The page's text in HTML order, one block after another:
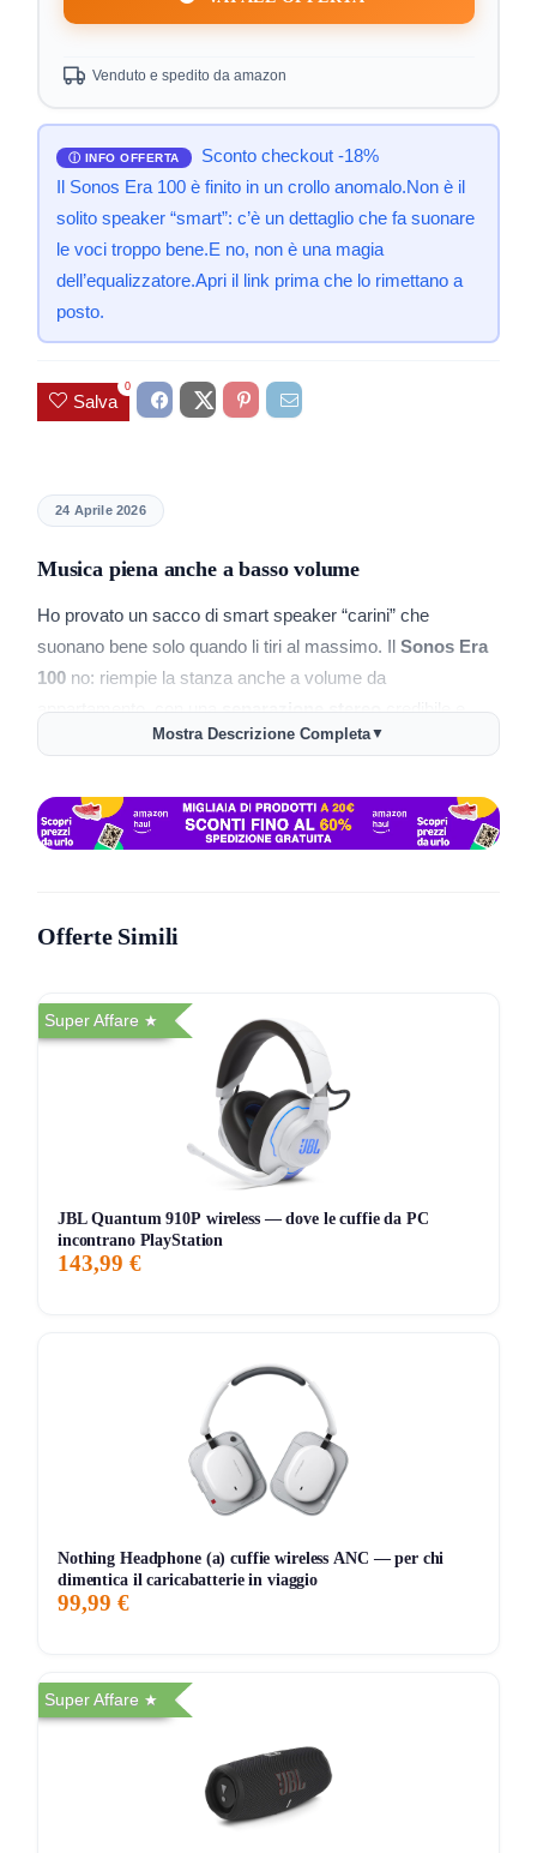
Venduto e spedito da amazon
Sconto checkout -18%
Il Sonos Era 100 è finito in un crollo anomalo.Non è il
solito speaker “smart”: c’è un dettaglio che fa suonare
le voci troppo bene.E no, non è una magia
dell’equalizzatore.Apri il link prima che lo rimettano a
posto.
Salva
0
24 Aprile 2026
Musica piena anche a basso volume
Ho provato un sacco di smart speaker “carini” che
suonano bene solo quando li tiri al massimo. Il Sonos Era
100 no: riempie la stanza anche a volume da
appartamento, con unaseparazione stereocredibile e
bassi che non sembrano una vibrazione di plastica.
Wi‑Fi instabilee audio impastato. Risultato: lo usi due
settimane, poi torna a fare da fermacarte in cucina. Qui
La differenza la senti perché l’architettura acustica è nuova
e il cervello è più rapido: processore
meglio dinamica e scena, non per fare numeri sulla scatola.
danno corpo alle voci e tirano fuori
bassi più profondisenza gonfiare tutto. È quel tipo di
“pieno” che ti fa smettere di toccare l’equalizzatore.
E come connessioni non sei in gabbia: streaming via
pairing Bluetooth
[+] Suono credibile in poco spazio:
compatto, ma resa che non sembra “mini”. Perfetto
su libreria, scrivania o comodino.
[+] Wi‑Fi per ascolto serio: più stabile e comodo del
Bluetooth quando vuoi qualità e multiroom Sonos.
[+] Bluetooth al volo:premi e agganci lo
smartphone senza litigare con app e menu.
[+] Setup rapidissimo:
[-] Ingresso AUX non incluso “pronto”:
giradischi/sorgenti serve
[-] Ecosistema Sonos = amore/odio:
smanettare con mille app random, qui sei più
Mostra Descrizione Completa▼
Offerte Simili
Super Affare
JBL Quantum 910P wireless — dove le cuffie da PC
incontrano PlayStation
143,99 €
Nothing Headphone (a) cuffie wireless ANC — per chi
dimentica il caricabatterie in viaggio
99,99 €
Super Affare